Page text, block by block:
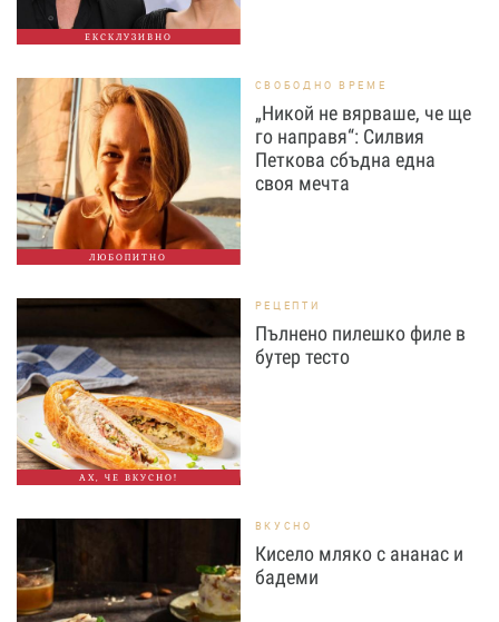
ЕКСКЛУЗИВНО
ЛЮБОПИТНО
СВОБОДНО ВРЕМЕ
„Никой не вярваше, че ще
го направя“: Силвия
Петкова сбъдна една
своя мечта
АХ, ЧЕ ВКУСНО!
РЕЦЕПТИ
Пълнено пилешко филе в
бутер тесто
ВКУСНО
Кисело мляко с ананас и
бадеми